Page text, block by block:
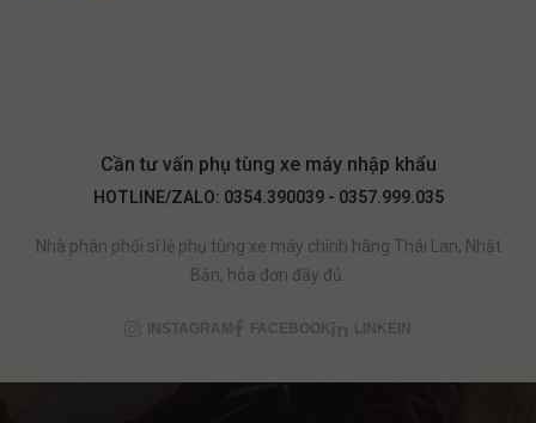
Cần tư vấn phụ tùng xe máy nhập khẩu
HOTLINE/ZALO: 0354.390039 - 0357.999.035
Nhà phân phối sỉ lẻ phụ tùng xe máy chính hãng Thái Lan, Nhật
Bản, hóa đơn đầy đủ.
INSTAGRAM FACEBOOK LINKEIN